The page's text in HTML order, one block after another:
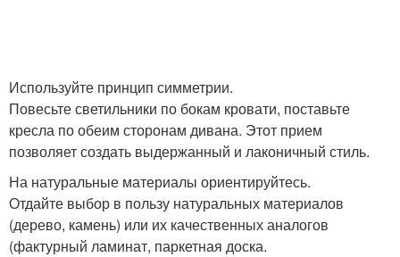
Используйте принцип симметрии.
Повесьте светильники по бокам кровати, поставьте
кресла по обеим сторонам дивана. Этот прием
позволяет создать выдержанный и лаконичный стиль.
На натуральные материалы ориентируйтесь.
Отдайте выбор в пользу натуральных материалов
(дерево, камень) или их качественных аналогов
(фактурный ламинат, паркетная доска.